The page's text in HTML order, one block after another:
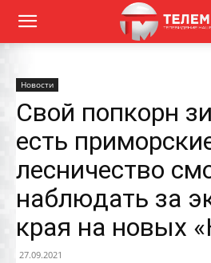
Новости
Свой попкорн
есть
лесничество
наблюдать за
края на новых
27.09.2021